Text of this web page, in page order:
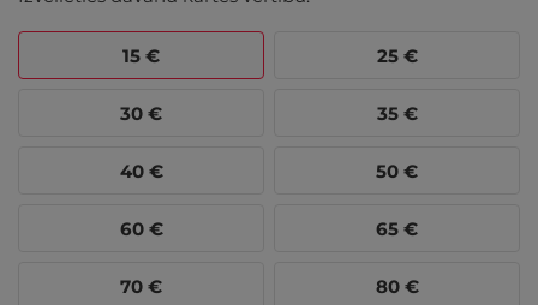
15 € 25 €
30 € 35 €
40 € 50 €
60 € 65 €
70 € 80 €